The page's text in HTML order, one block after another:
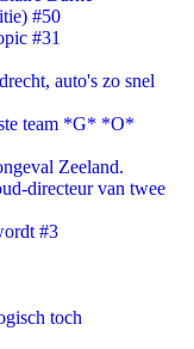
#50
#31
auto's zo snel
team *G* *O*
Zeeland.
directeur van twee
#3
toch